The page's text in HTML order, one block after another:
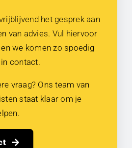
het gesprek aan
van advies. Vul hiervoor
we komen zo spoedig
contact.
vraag? Ons team van
staat klaar om je